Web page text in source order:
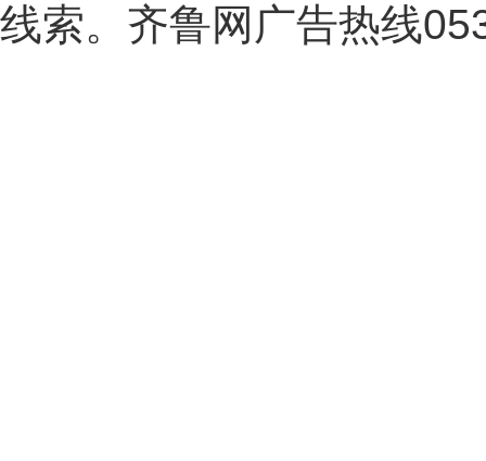
线索。齐鲁网广告热线